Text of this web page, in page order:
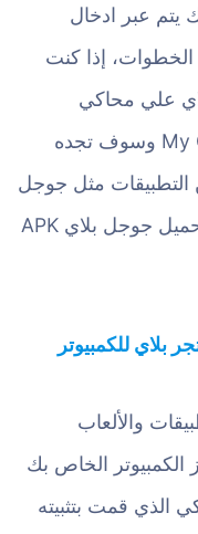
يتم عبر ادخال
إذا كنت
علي محاكي
بلوستاكس توجه إلى تبويب My Games وسوف تجده
مثل جوجل
كروم و مدير الملفات، كما يمكنك تحميل جوجل بلاي APK
والألعاب
الخاص بك
الذي قمت بتثبيته